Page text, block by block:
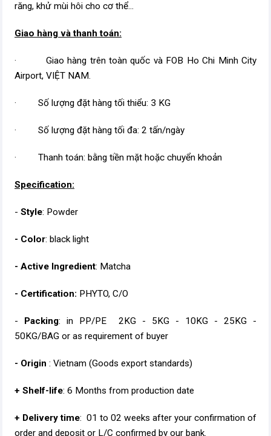
răng, khử mùi hôi cho cơ thể...
Giao hàng và thanh toán:
· Giao hàng trên toàn quốc và FOB Ho Chi Minh City
Airport, VIỆT NAM.
· Số lượng đặt hàng tối thiểu: 3 KG
· Số lượng đặt hàng tối đa: 2 tấn/ngày
· Thanh toán: bằng tiền mặt hoặc chuyển khoản
Specification:
- Style: Powder
- Color: black light
- Active Ingredient: Matcha
- Certification: PHYTO, C/O
- Packing: in PP/PE 2KG - 5KG - 10KG - 25KG -
50KG/BAG or as requirement of buyer
- Origin : Vietnam (Goods export standards)
+ Shelf-life: 6 Months from production date
+ Delivery time: 01 to 02 weeks after your confirmation of
order and deposit or L/C confirmed by our bank.